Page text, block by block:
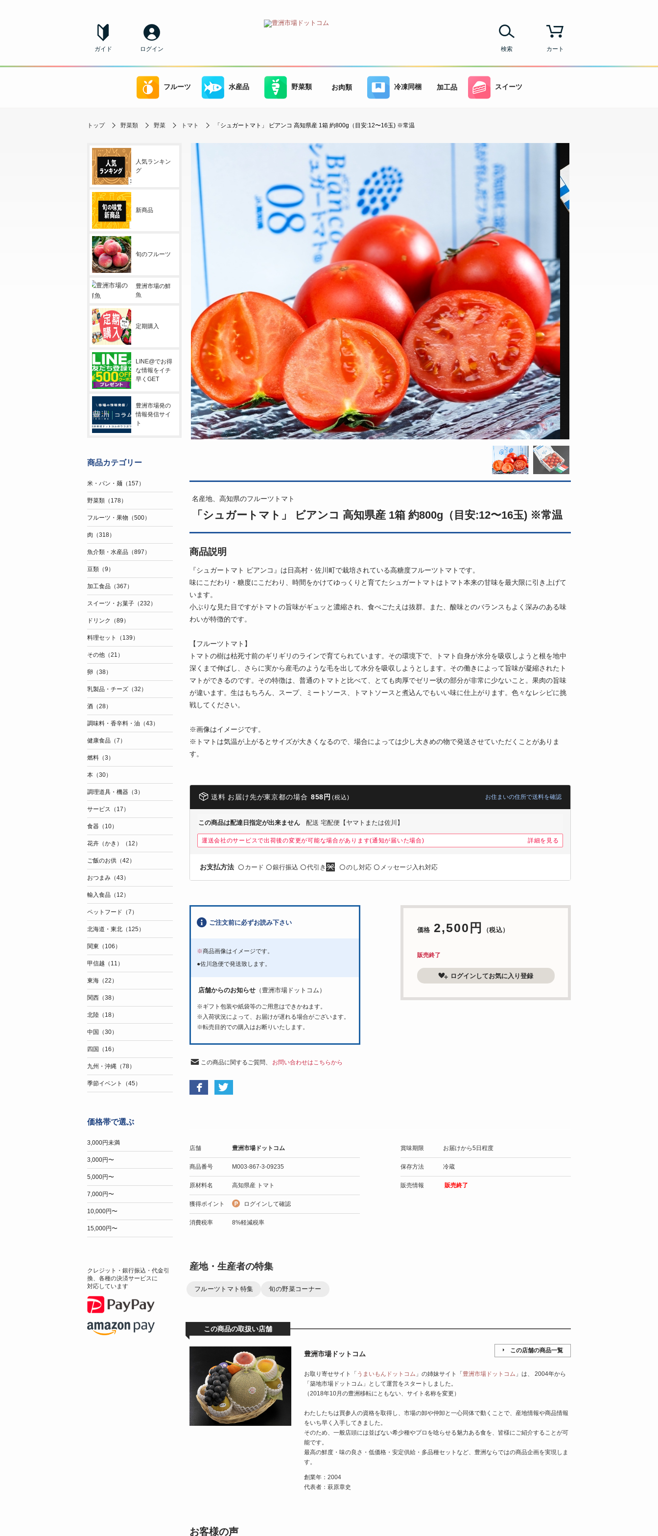
ガイド ログイン カート
検索
フルーツ 水産品 野菜類 お肉類 冷凍同梱 加工品 スイーツ
トップ 野菜類 野菜 トマト 「シュガートマト」 ビアンコ 高知県産 1箱 約800g（目安:12〜16玉) ※常温
名産地、高知県のフルーツトマト
「シュガートマト」 ビアンコ 高知県産 1箱 約800g（目安:12〜16玉) ※常温
商品説明
『シュガートマト ビアンコ』は日高村・佐川町で栽培されている高糖度フルーツトマトです。
味にこだわり・糖度にこだわり、時間をかけてゆっくりと育てたシュガートマトはトマト本来の甘味を最大限に引き上げて
います。
小ぶりな見た目ですがトマトの旨味がギュッと濃縮され、食べごたえは抜群。また、酸味とのバランスもよく深みのある味
わいが特徴的です。
【フルーツトマト】
トマトの樹は枯死寸前のギリギリのラインで育てられています。その環境下で、トマト自身が水分を吸収しようと根を地中
深くまで伸ばし、さらに実から産毛のような毛を出して水分を吸収しようとします。その働きによって旨味が凝縮されたト
マトができるのです。その特徴は、普通のトマトと比べて、とても肉厚でゼリー状の部分が非常に少ないこと。果肉の旨味
が違います。生はもちろん、スープ、ミートソース、トマトソースと煮込んでもいい味に仕上がります。色々なレシピに挑
戦してください。
※画像はイメージです。
※トマトは気温が上がるとサイズが大きくなるので、場合によっては少し大きめの物で発送させていただくことがありま
す。
送料 お届け先が東京都の場合 858円 (税込) お住まいの住所で送料を確認
この商品は配達日指定が出来ません 配送 宅配便【ヤマトまたは佐川】
運送会社のサービスで出荷後の変更が可能な場合があります(通知が届いた場合) 詳細を見る
お支払方法 〇 カード 〇銀行振込 〇代引き 〇のし対応 〇 メッセージ入れ対応
価格 2,500円 （税込）
販売終了
ログインしてお気に入り登録
ご注文前に必ずお読み下さい
※商品画像はイメージです。
●佐川急便で発送致します。
店舗からのお知らせ（豊洲市場ドットコム）
※ギフト包装や紙袋等のご用意はできかねます。
※入荷状況によって、お届けが遅れる場合がございます。
※転売目的での購入はお断りいたします。
この商品に関するご質問、 お問い合わせはこちらから
店舗 豊洲市場ドットコム
商品番号 M003-867-3-09235
原材料名 高知県産 トマト
獲得ポイント ログインして確認
消費税率 8%軽減税率
賞味期限 お届けから5日程度
保存方法 冷蔵
販売情報 販売終了
産地・生産者の特集
フルーツトマト特集 旬の野菜コーナー
この商品の取扱い店舗
豊洲市場ドットコム この店舗の商品一覧
お取り寄せサイト「 うまいもんドットコム 」の姉妹サイト「豊洲市場ドットコム 」は、 2004年から
「築地市場ドットコム」として運営をスタートしました。
（2018年10月の豊洲移転にともない、サイト名称を変更）
わたしたちは買参人の資格を取得し、市場の卸や仲卸と一心同体で動くことで、産地情報や商品情報
をいち早く入手してきました。
そのため、一般店頭には並ばない希少種やプロを唸らせる魅力ある食を、皆様にご紹介することが可
能です。
最高の鮮度・味の良さ・低価格・安定供給・多品種セットなど、豊洲ならではの商品企画を実現しま
す。
創業年：2004
代表者：萩原章史
お客様の声
人気ランキン
グ
新商品
旬のフルーツ
豊洲市場の鮮
魚
定期購入
LINE@でお得
な情報をイチ
早くGET
豊洲市場発の
情報発信サイ
ト
商品カテゴリー
米・パン・麺（157）
野菜類（178）
フルーツ・果物（500）
肉（318）
魚介類・水産品（897）
豆類（9）
加工食品（367）
スイーツ・お菓子（232）
ドリンク（89）
料理セット（139）
その他（21）
卵（38）
乳製品・チーズ（32）
酒（28）
調味料・香辛料・油（43）
健康食品（7）
燃料（3）
本（30）
調理道具・機器（3）
サービス（17）
食器（10）
花卉（かき）（12）
ご飯のお供（42）
おつまみ（43）
輸入食品（12）
ペットフード（7）
北海道・東北（125）
関東（106）
甲信越（11）
東海（22）
関西（38）
北陸（18）
中国（30）
四国（16）
九州・沖縄（78）
季節イベント（45）
価格帯で選ぶ
3,000円未満
3,000円〜
5,000円〜
7,000円〜
10,000円〜
15,000円〜
クレジット・銀行振込・代金引
換、各種の決済サービスに
対応しています